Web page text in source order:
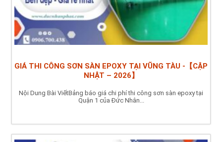
GIÁ THI CÔNG SƠN SÀN EPOXY TẠI VŨNG TÀU -【CẬP
NHẬT – 2026】
Nội Dung Bài ViếtBảng báo giá chi phí thi công sơn sàn epoxy tại
Quận 1 của Đức Nhân...